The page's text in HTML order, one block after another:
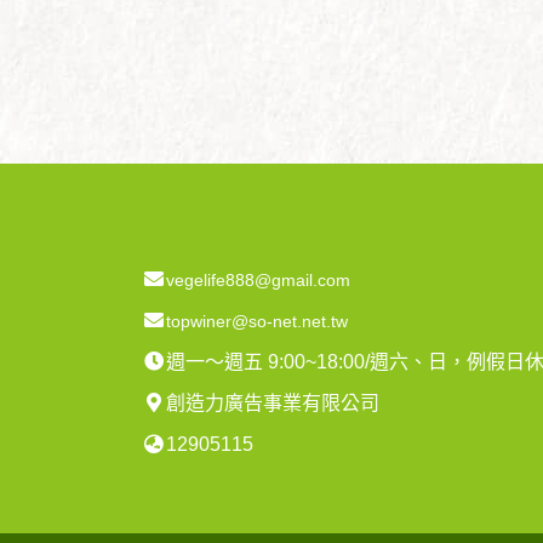
vegelife888@gmail.com
topwiner@so-net.net.tw
週一～週五 9:00~18:00/週六、日，例假日
創造力廣告事業有限公司
12905115